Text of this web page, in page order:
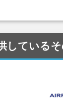
している